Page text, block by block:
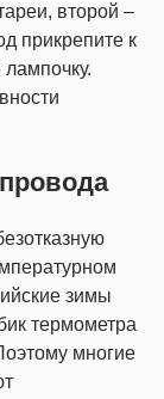
второй –
прикрепите к
зимы
термометра
многие